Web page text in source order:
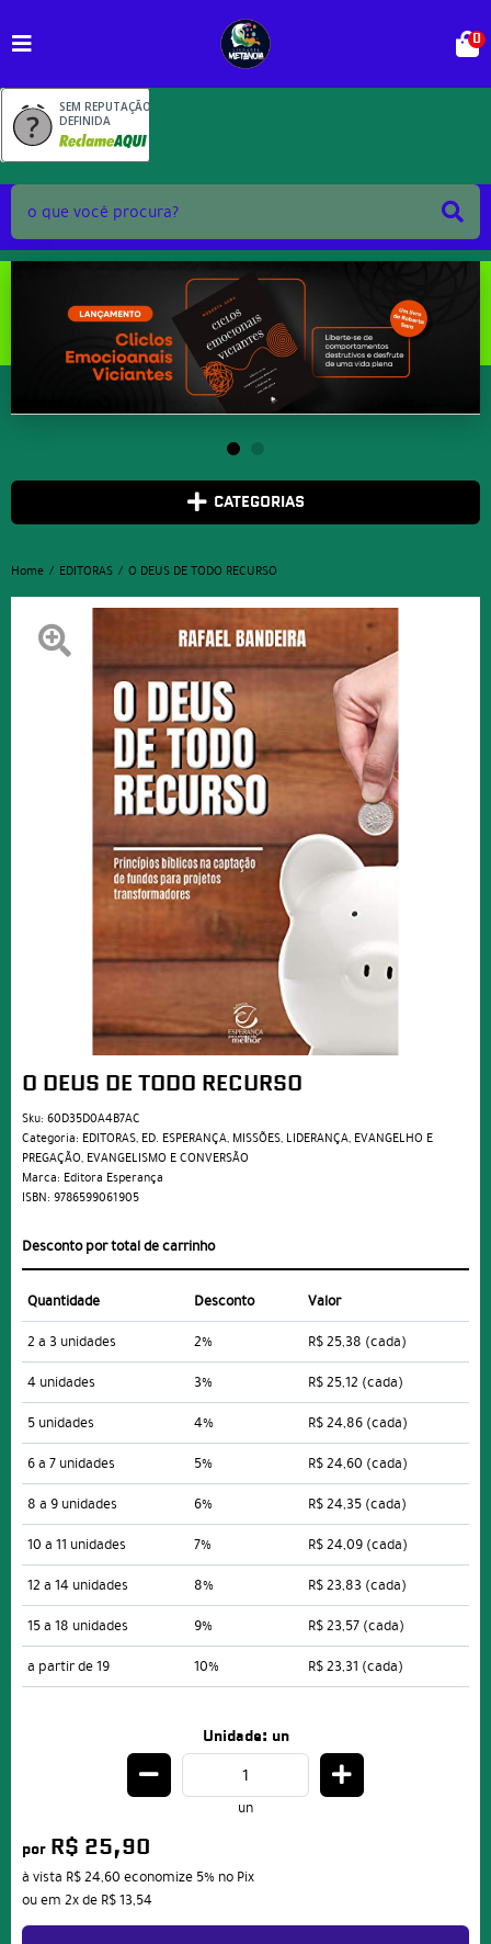
SEM REPUTAÇÃO
DEFINIDA
0
CATEGORIAS
Home EDITORAS O DEUS DE TODO RECURSO
O DEUS DE TODO RECURSO
Sku: 60D35D0A4B7AC
Categoria: EDITORAS, ED. ESPERANÇA, MISSÕES, LIDERANÇA, EVANGELHO E
PREGAÇÃO, EVANGELISMO E CONVERSÃO
Marca: Editora Esperança
ISBN: 9786599061905
Desconto por total de carrinho
Quantidade Desconto
Valor
2 a 3 unidades
2% R$ 25,38 (cada)
4 unidades
3% R$ 25,12 (cada)
5 unidades
4% R$ 24,86 (cada)
6 a 7 unidades
5% R$ 24,60 (cada)
8 a 9 unidades
6% R$ 24,35 (cada)
10 a 11 unidades
7% R$ 24,09 (cada)
12 a 14 unidades
8% R$ 23,83 (cada)
15 a 18 unidades
9% R$ 23,57 (cada)
a partir de 19
10% R$ 23,31 (cada)
Unidade: un
un
por R$ 25,90
à vista R$ 24,60 economize 5% no Pix
ou em 2xde R$ 13,54